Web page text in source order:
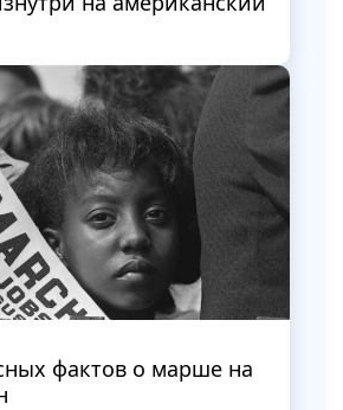
фактов о марше на